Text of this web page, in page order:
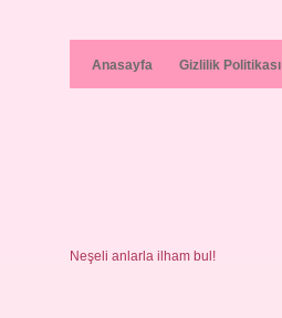
Anasayfa Gizlilik Politikası
Neşeli anlarla ilham bul!